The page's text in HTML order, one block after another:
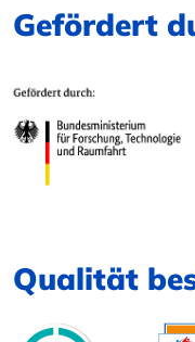
Gefördert
Qualität